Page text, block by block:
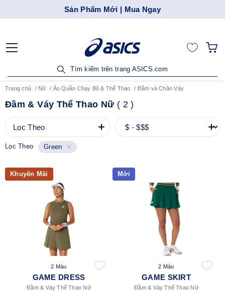
Sản Phẩm Mới | Mua Ngay
Tìm kiếm trên trang ASICS.com
Trang chủ Nữ Áo Quần Chạy Bộ & Thể Thao Đầm và Chân Váy
Đầm & Váy Thể Thao Nữ ( 2)
Lọc Theo
Lọc Theo Green
Khuyến Mãi
2 Màu
GAME DRESS
Đầm & Váy Thể Thao Nữ
Mới
2 Màu
GAME SKIRT
Đầm & Váy Thể Thao Nữ